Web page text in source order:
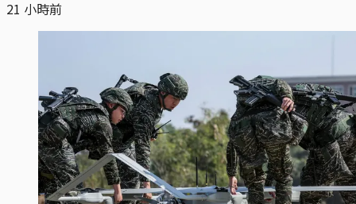
21 小時前